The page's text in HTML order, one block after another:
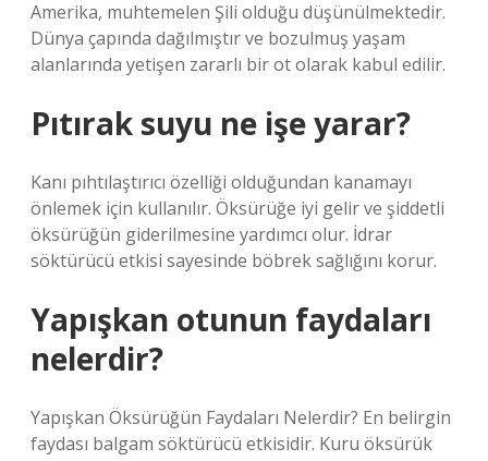
Amerika, muhtemelen Şili olduğu düşünülmektedir.
Dünya çapında dağılmıştır ve bozulmuş yaşam
alanlarında yetişen zararlı bir ot olarak kabul edilir.
Pıtırak suyu ne işe yarar?
Kanı pıhtılaştırıcı özelliği olduğundan kanamayı
önlemek için kullanılır. Öksürüğe iyi gelir ve şiddetli
öksürüğün giderilmesine yardımcı olur. İdrar
söktürücü etkisi sayesinde böbrek sağlığını korur.
Yapışkan otunun faydaları
nelerdir?
Yapışkan Öksürüğün Faydaları Nelerdir? En belirgin
faydası balgam söktürücü etkisidir. Kuru öksürük